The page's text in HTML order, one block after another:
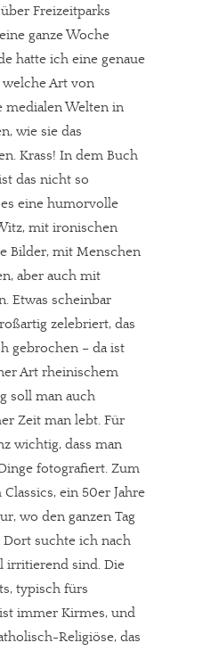
Freizeitparks
ganze Woche
hatte ich eine genaue
Art von
medialen Welten in
wie sie das
Krass! In dem Buch
das nicht so
eine humorvolle
mit ironischen
Bilder, mit Menschen
aber auch mit
Etwas scheinbar
zelebriert, das
gebrochen – da ist
Art rheinischem
soll man auch
Zeit man lebt. Für
wichtig, dass man
fotografiert. Zum
ein 50er Jahre
wo den ganzen Tag
Dort suchte ich nach
irritierend sind. Die
typisch fürs
immer Kirmes, und
Religiöse, das